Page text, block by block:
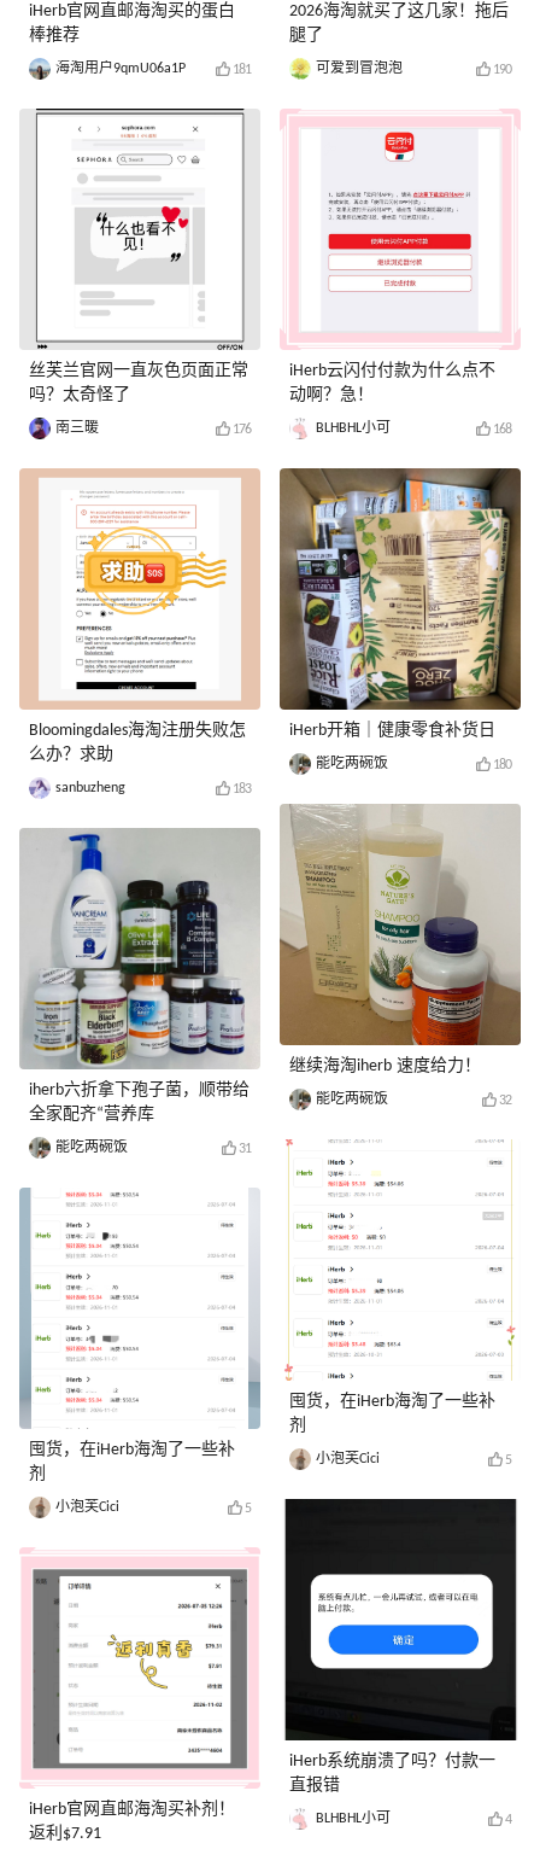
iHerb官网直邮海淘买的蛋白
棒推荐
海淘用户9qmU06a1P 181
丝芙兰官网一直灰色页面正常
吗？太奇怪了
南三暖 176
Bloomingdales海淘注册失败怎
么办？求助
sanbuzheng 183
iherb六折拿下孢子菌，顺带给
全家配齐“营养库
能吃两碗饭 31
囤货，在iHerb海淘了一些补
剂
小泡芙Cici 5
iHerb官网直邮海淘买补剂！
返利$7.91
2026海淘就买了这几家！拖后
腿了
可爱到冒泡泡 190
iHerb云闪付付款为什么点不
动啊？急！
BLHBHL小可 168
iHerb开箱｜健康零食补货日
能吃两碗饭 180
继续海淘iherb 速度给力！
能吃两碗饭 32
囤货，在iHerb海淘了一些补
剂
小泡芙Cici 5
iHerb系统崩溃了吗？付款一
直报错
BLHBHL小可 4